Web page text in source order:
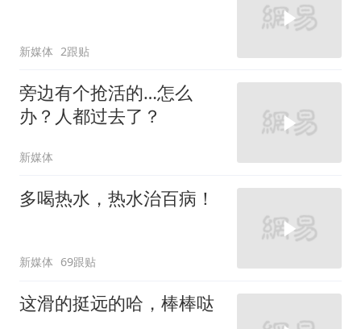
新媒体 2跟贴
旁边有个抢活的…怎么
办？人都过去了？
新媒体
多喝热水，热水治百病！
新媒体 69跟贴
这滑的挺远的哈，棒棒哒